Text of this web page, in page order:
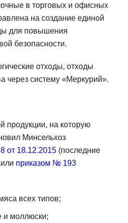
в торговых и офисных
на создание единой
для повышения
безопасности.
отходы, отходы
через систему «Меркурий».
продукции, на которую
Минсельхоз
от 18.12.2015 (последние
приказом № 193
всех типов;
и моллюски;